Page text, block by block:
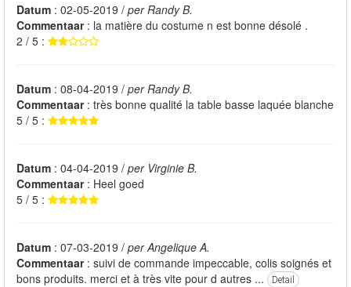
Datum : 02-05-2019 / per Randy B.
Commentaar: la matière du costume n est bonne désolé .
2 / 5 :
Datum : 08-04-2019 / per Randy B.
Commentaar: très bonne qualité la table basse laquée blanche
5 / 5 :
Datum : 04-04-2019 / per Virginie B.
Commentaar: Heel goed
5 / 5 :
Datum : 07-03-2019 / per Angelique A.
Commentaar: suivi de commande impeccable, colis soignés et
bons produits. merci et à très vite pour d autres ...
Detail